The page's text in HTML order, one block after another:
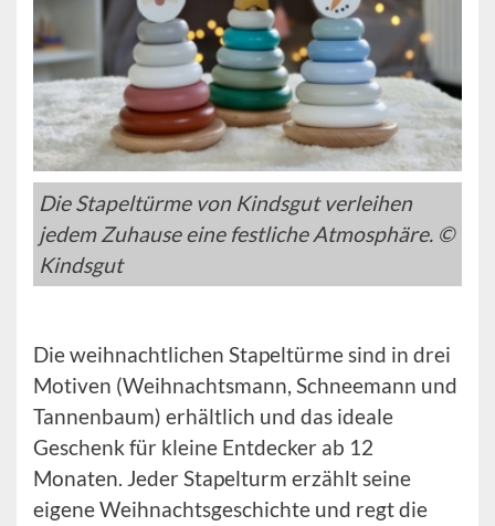
Die Stapeltürme von Kindsgut verleihen
jedem Zuhause eine festliche Atmosphäre. ©
Kindsgut
Die weihnachtlichen Stapeltürme sind in drei
Motiven (Weihnachtsmann, Schneemann und
Tannenbaum) erhältlich und das ideale
Geschenk für kleine Entdecker ab 12
Monaten. Jeder Stapelturm erzählt seine
eigene Weihnachtsgeschichte und regt die